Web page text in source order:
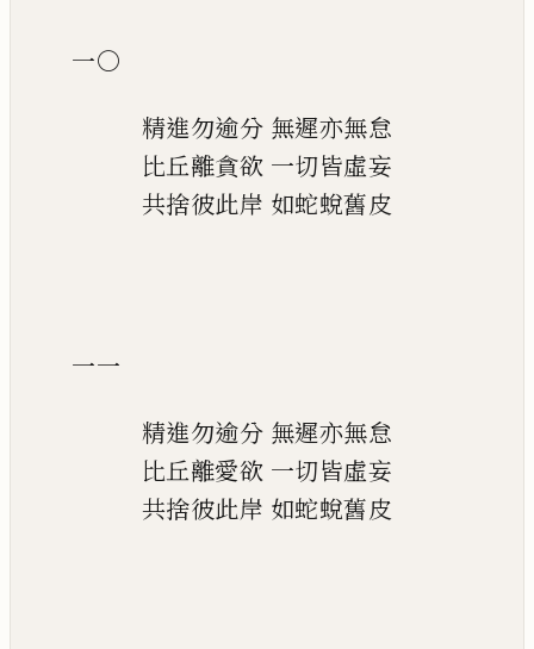
一〇
精進勿逾分 無遲亦無怠
比丘離貪欲 一切皆虛妄
共捨彼此岸 如蛇蛻舊皮
一一
精進勿逾分 無遲亦無怠
比丘離愛欲 一切皆虛妄
共捨彼此岸 如蛇蛻舊皮